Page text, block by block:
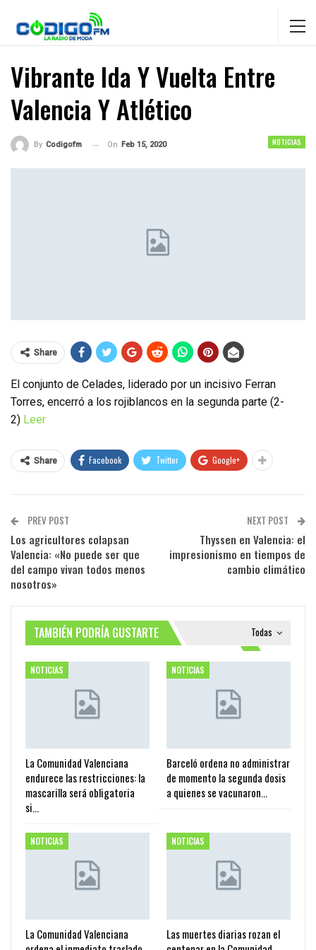
Vibrante Ida Y Vuelta Entre
Valencia Y Atlético
NOTICIAS
By Codigofm On Feb 15, 2020
Share
El conjunto de Celades, liderado por un incisivo Ferran
Torres, encerró a los rojiblancos en la segunda parte (2-
2) Leer
Share Facebook Twitter Google+
PREV POST
Los agricultores colapsan
Valencia: «No puede ser que
del campo vivan todos menos
nosotros»
NEXT POST
Thyssen en Valencia: el
impresionismo en tiempos de
cambio climático
Todas
TAMBIÉN PODRÍA GUSTARTE
NOTICIAS
La Comunidad Valenciana
endurece las restricciones: la
mascarilla será obligatoria
si…
NOTICIAS
Barceló ordena no administrar
de momento la segunda dosis
a quienes se vacunaron…
NOTICIAS
La Comunidad Valenciana
NOTICIAS
Las muertes diarias rozan el